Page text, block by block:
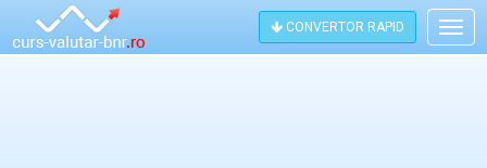
CONVERTOR RAPID